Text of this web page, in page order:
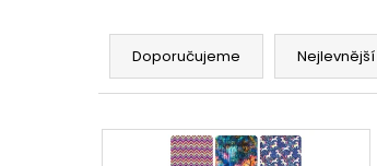
Ř
z
Doporučujeme Nejlevnější
V